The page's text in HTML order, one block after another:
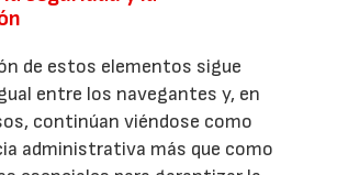
de estos elementos sigue
entre los navegantes y, en
continúan viéndose como
administrativa más que como